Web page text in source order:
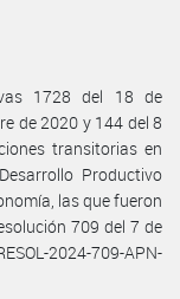
1728 del 18 de
de 2020 y 144 del 8
transitorias en
Productivo
las que fueron
709 del 7 de
2024-709-APN-